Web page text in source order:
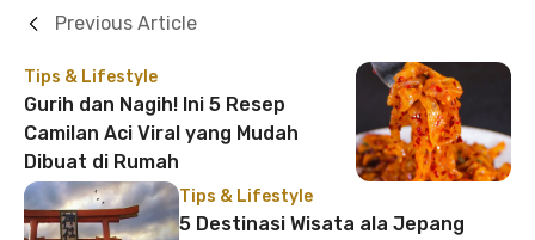
Tips & Lifestyle
Gurih dan Nagih! Ini 5 Resep
Camilan Aci Viral yang Mudah
Dibuat di Rumah
Previous Article
Tips & Lifestyle
5 Destinasi Wisata ala Jepang